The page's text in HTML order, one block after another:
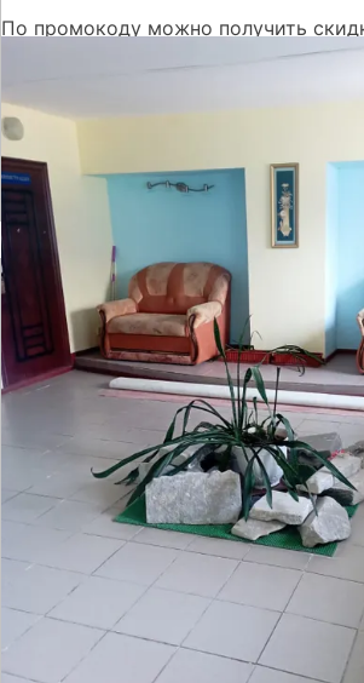
По промокоду можно получить
первом бронировании номера на
Отзывов нет ● номеров
Кемпинг Поклевский
● 5 номеров